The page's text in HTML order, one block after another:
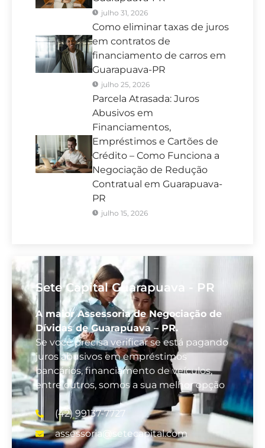
julho 31, 2026
Como eliminar taxas de juros
em contratos de
financiamento de carros em
Guarapuava-PR
julho 25, 2026
Parcela Atrasada: Juros
Abusivos em
Financiamentos,
Empréstimos e Cartões de
Crédito – Como Funciona a
Negociação de Redução
Contratual em Guarapuava-
PR
julho 15, 2026
Sete Capital Guarapuava - PR
A maior Assessoria de Negociação de
Dívidas de Guarapuava – PR.
Se você precisa verificar se está pagando
juros abusivos em empréstimos
bancários, financiamento de veículos,
entre outros, somos a sua melhor opção
(42) 99137-7727
assessoria@setecapital.com